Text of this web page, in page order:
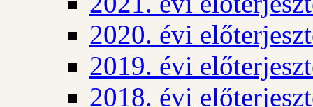
2020. évi
2019. évi
2018. évi